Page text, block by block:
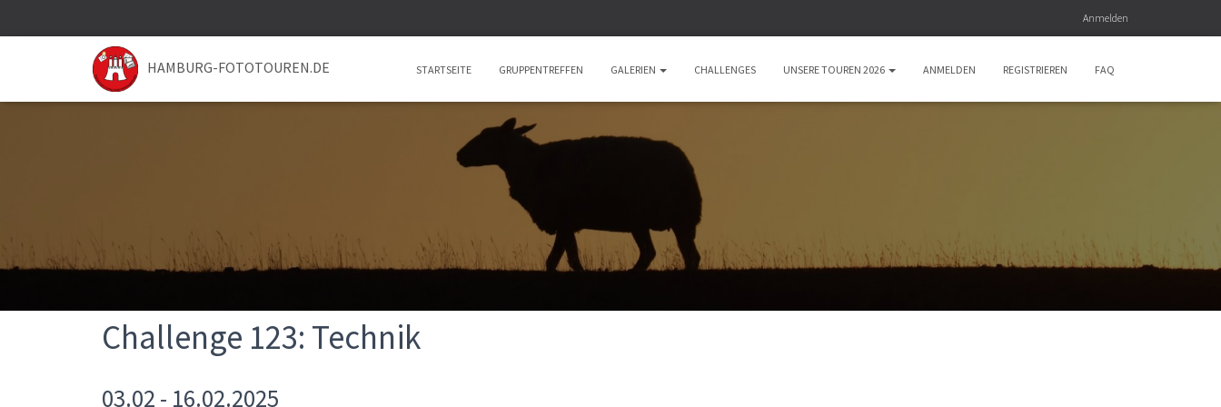
Anmelden
HAMBURG-FOTOTOUREN.DE STARTSEITE GRUPPENTREFFEN GALERIEN CHALLENGES UNSERE TOUREN 2026 ANMELDEN REGISTRIEREN FAQ
Challenge 123: Technik
03.02 - 16.02.2025